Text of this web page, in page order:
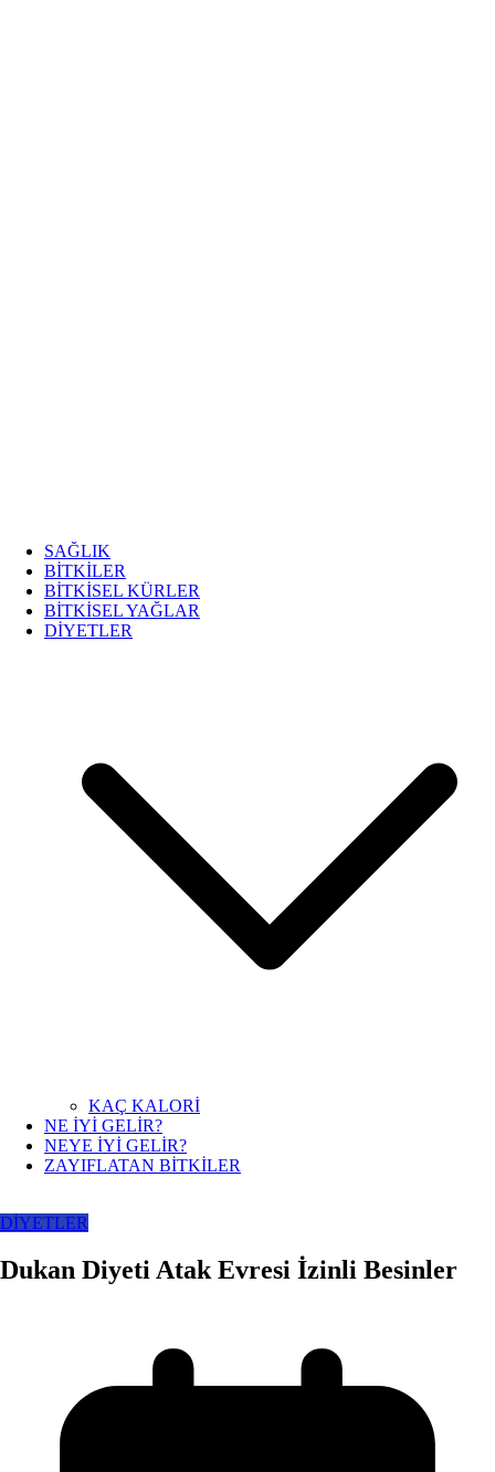
SAĞLIK
BİTKİLER
BİTKİSEL KÜRLER
BİTKİSEL YAĞLAR
DİYETLER
KAÇ KALORİ
NE İYİ GELİR?
NEYE İYİ GELİR?
ZAYIFLATAN BİTKİLER
DİYETLER
Dukan Diyeti Atak Evresi İzinli Besinler